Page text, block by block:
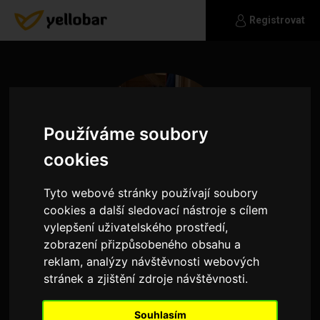
Používáme soubory
cookies
Tyto webové stránky používají soubory
cookies a další sledovací nástroje s cílem
vylepšení uživatelského prostředí,
zobrazení přizpůsobeného obsahu a
reklam, analýzy návštěvnosti webových
stránek a zjištění zdroje návštěvnosti.
Souhlasím
Registrovat
aysa
Optimistická sympatická brunetka se kterou se
život nemazlil a způsobil mi oboustranné